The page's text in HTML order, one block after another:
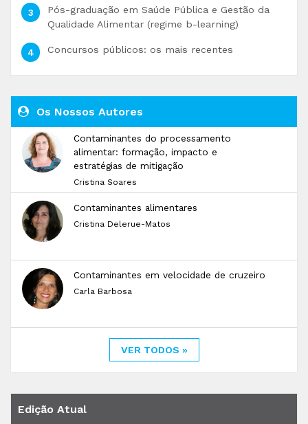
Pós-graduação em Saúde Pública e Gestão da
Qualidade Alimentar (regime b-learning)
Concursos públicos: os mais recentes
Os Nossos Autores
Contaminantes do processamento
alimentar: formação, impacto e
estratégias de mitigação
Cristina Soares
Contaminantes alimentares
Cristina Delerue-Matos
Contaminantes em velocidade de cruzeiro
Carla Barbosa
VER TODOS »
Edição Atual